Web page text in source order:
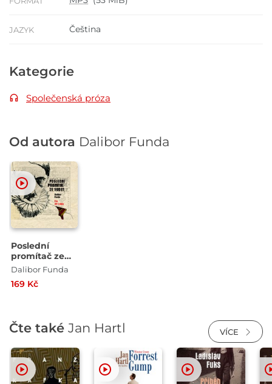
JAZYK Čeština
Kategorie
Společenská próza
Od autora Dalibor Funda
Poslední
promítač ze
Sudet
Dalibor Funda
169 Kč
Čte také Jan Hartl VÍCE